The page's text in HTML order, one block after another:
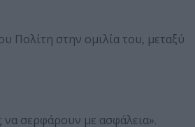
Πολίτη στην ομιλία του, μεταξύ
να σερφάρουν με ασφάλεια».